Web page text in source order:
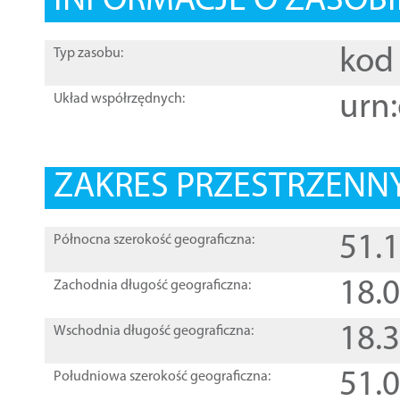
Typ zasobu: kod
Układ współrzędnych:
ZAKRES
Północna szerokość geograficzna:
Zachodnia długość geograficzna:
Wschodnia długość geograficzna:
Południowa szerokość geograficzna: